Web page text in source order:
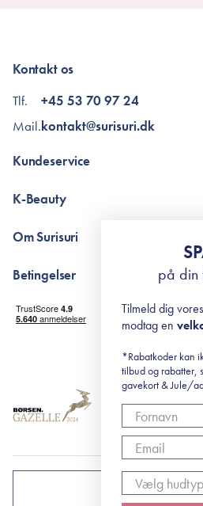
Kontakt os
Tlf.
Mail.
+45 53 70 97 24
kontakt@surisuri.dk
Kundeservice
The K-Beauty Box - spørgsmål og
RE-ZIP
K-Beauty
Retinol for begyndere
surisuri's mini guide til rosacea
Om Surisuri
Black Friday
Betingelser
Levering og returnering
Handelsbetingelser
Abonnementsbetingelser
på din
Tilmeld dig
modtag en
*Rabatkoder kan
tilbud og rabatter,
gavekort & Jule/